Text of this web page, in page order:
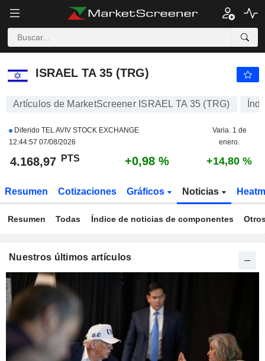
ISRAEL TA 35 (TRG)
ISRAEL TA 35 (TRG)
Artículos de MarketScreener ISRAEL TA 35 (TRG)
Diferido TEL AVIV STOCK EXCHANGE
12:44:57 07/08/2026
Varia. 1 de
enero.
4.168,97 PTS +0,98 % +14,80 %
Resumen Cotizaciones Gráficos Noticias
Resumen Todas Índice de noticias de componentes
Nuestros últimos artículos